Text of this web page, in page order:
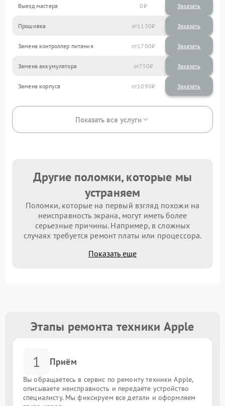
Выезд мастера 0 Заказать
Прошивка 1130
Замена контроллер питания 1700
Замена аккумулятора 750
Замена корпуса 1090
Показать все услуги
Другие поломки, которые мы
устраняем
Поломки, которые на первый взгляд похожи на
неисправность экрана, могут иметь более
серьезные причины. Например, в сложных
случаях требуется ремонт платы или процессора.
Показать еще
Этапы ремонта техники Apple
1 Приём
Вы обращаетесь в сервис по ремонту техники Apple,
описываете неисправность и передаёте устройство
специалисту. Мы фиксируем все детали и оформляем